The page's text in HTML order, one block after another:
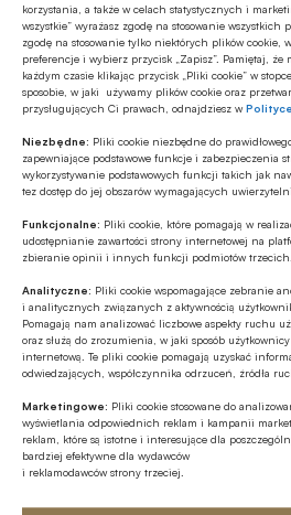
korzystania, a także w celach statystycznych i
wszystkie” wyrażasz zgodę na stosowanie wszystkich
zgodę na stosowanie tylko niektórych plików cookie,
preferencje i wybierz przycisk „Zapisz”. Pamiętaj, że
każdym czasie klikając przycisk „Pliki cookie” w
sposobie, w jaki używamy plików cookie oraz
przysługujących Ci prawach, odnajdziesz w
Niezbędne: Pliki cookie niezbędne do
zapewniające podstawowe funkcje i zabezpieczenia
wykorzystywanie podstawowych funkcji takich jak
tez dostęp do jej obszarów wymagających
Funkcjonalne: Pliki cookie, które pomagają w
udostępnianie zawartości strony internetowej na
zbieranie opinii i innych funkcji podmiotów trzecich.
Analityczne: Pliki cookie wspomagające zebranie
i analitycznych związanych z aktywnością
Pomagają nam analizować liczbowe aspekty ruchu
oraz służą do zrozumienia, w jaki sposób
internetową. Te pliki cookie pomagają uzyskać
odwiedzających, współczynnika odrzuceń, źródła
Marketingowe: Pliki cookie stosowane do
wyświetlania odpowiednich reklam i kampanii
reklam, które są istotne i interesujące dla
bardziej efektywne dla wydawców
i reklamodawców strony trzeciej.
Źródło
BANK.pl
Polecamy
Konieczna
finansowania
zbrojnych
Z RYNKU
Pierwsza emisja
Z RYNKU
Edukacja
w ramach